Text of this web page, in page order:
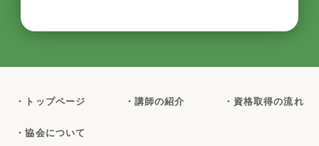
・トップページ ・講師の紹介 ・資格取得の流れ
・協会について